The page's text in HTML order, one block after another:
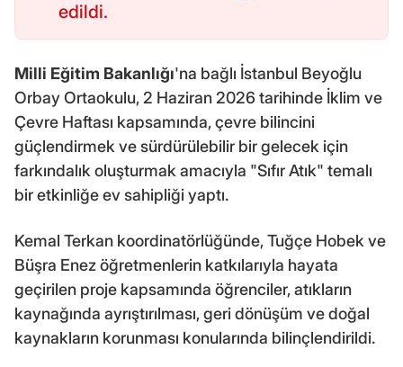
edildi.
Milli Eğitim Bakanlığı'na bağlı İstanbul Beyoğlu
Orbay Ortaokulu, 2 Haziran 2026 tarihinde İklim ve
Çevre Haftası kapsamında, çevre bilincini
güçlendirmek ve sürdürülebilir bir gelecek için
farkındalık oluşturmak amacıyla "Sıfır Atık" temalı
bir etkinliğe ev sahipliği yaptı.
Kemal Terkan koordinatörlüğünde, Tuğçe Hobek ve
Büşra Enez öğretmenlerin katkılarıyla hayata
geçirilen proje kapsamında öğrenciler, atıkların
kaynağında ayrıştırılması, geri dönüşüm ve doğal
kaynakların korunması konularında bilinçlendirildi.